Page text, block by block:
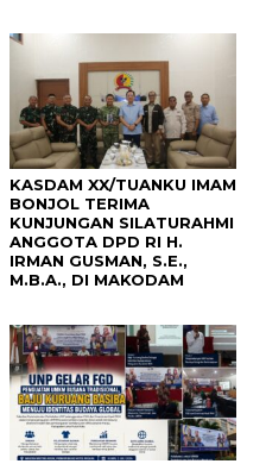
KASDAM XX/TUANKU IMAM
BONJOL TERIMA
KUNJUNGAN SILATURAHMI
ANGGOTA DPD RI H.
IRMAN GUSMAN, S.E.,
M.B.A., DI MAKODAM